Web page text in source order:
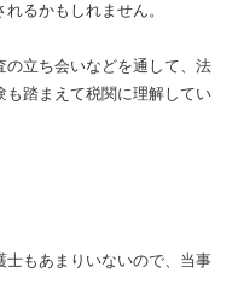
るかもしれません。
の立ち会いなどを通して、法
踏まえて税関に理解してい
士もあまりいないので、当事